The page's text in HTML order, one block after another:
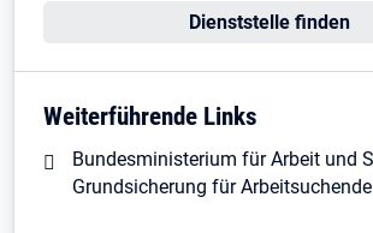
Dienststelle finden
Weiterführende Links
Bundesministerium für Arbeit und
Grundsicherung für Arbeitsuchende